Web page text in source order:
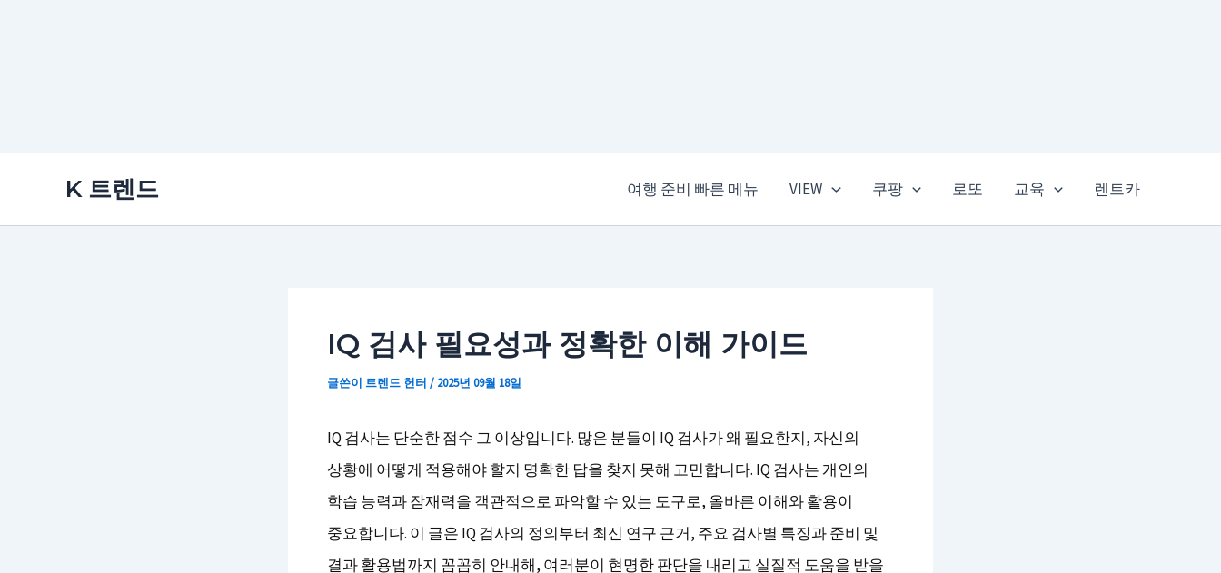
K 트렌드 여행 준비 빠른 메뉴 VIEW 쿠팡 로또 교육 렌트카
IQ 검사 필요성과 정확한 이해 가이드
글쓴이 트렌드 헌터 / 2025년 09월 18일
IQ 검사는 단순한 점수 그 이상입니다. 많은 분들이 IQ 검사가 왜 필요한지, 자신의
상황에 어떻게 적용해야 할지 명확한 답을 찾지 못해 고민합니다. IQ 검사는 개인의
학습 능력과 잠재력을 객관적으로 파악할 수 있는 도구로, 올바른 이해와 활용이
중요합니다. 이 글은 IQ 검사의 정의부터 최신 연구 근거, 주요 검사별 특징과 준비 및
결과 활용법까지 꼼꼼히 안내해, 여러분이 현명한 판단을 내리고 실질적 도움을 받을